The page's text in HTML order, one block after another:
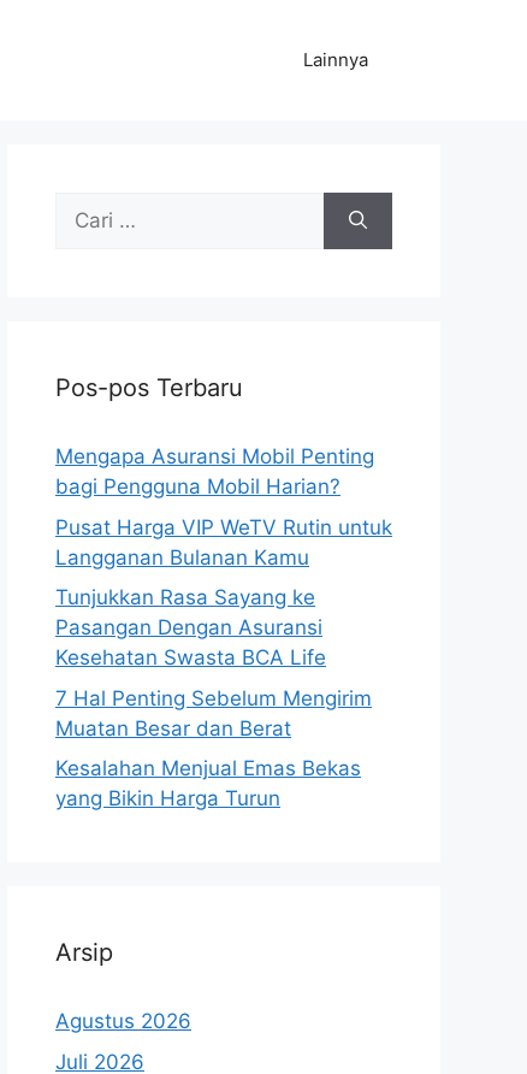
Lainnya
Cari
Pos-pos Terbaru
Mengapa Asuransi Mobil Penting
bagi Pengguna Mobil Harian?
Pusat Harga VIP WeTV Rutin untuk
Langganan Bulanan Kamu
Tunjukkan Rasa Sayang ke
Pasangan Dengan Asuransi
Kesehatan Swasta BCA Life
7 Hal Penting Sebelum Mengirim
Muatan Besar dan Berat
Kesalahan Menjual Emas Bekas
yang Bikin Harga Turun
Arsip
Agustus 2026
Juli 2026